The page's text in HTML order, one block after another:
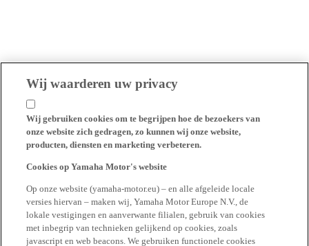
Wij waarderen uw privacy
Wij gebruiken cookies om te begrijpen hoe de bezoekers van
onze website zich gedragen, zo kunnen wij onze website,
producten, diensten en marketing verbeteren.
Cookies op Yamaha Motor's website
Op onze website (yamaha-motor.eu) – en alle afgeleide locale
versies hiervan – maken wij, Yamaha Motor Europe N.V., de
lokale vestigingen en aanverwante filialen, gebruik van cookies
met inbegrip van technieken gelijkend op cookies, zoals
javascript en web beacons. We gebruiken functionele cookies